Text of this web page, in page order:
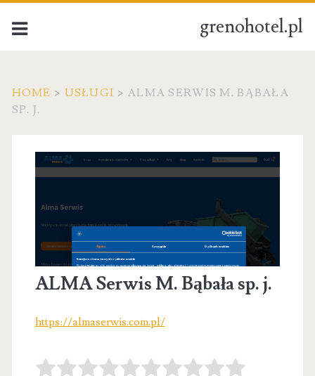
grenohotel.pl
HOME > USŁUGI > ALMA SERWIS M. BĄBAŁA
SP. J.
ALMA Serwis M. Bąbała sp. j.
https://almaserwis.com.pl/